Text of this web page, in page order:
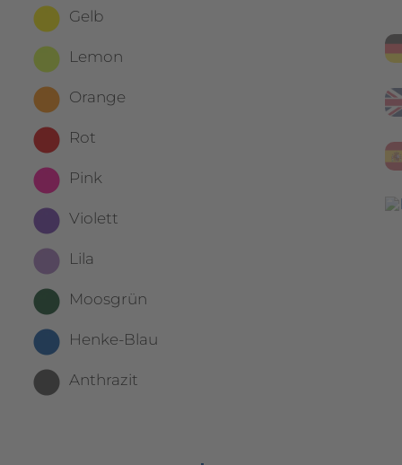
Gelb
Lemon
Orange
Rot
Pink
Violett
Lila
Moosgrün
Henke-Blau
Anthrazit